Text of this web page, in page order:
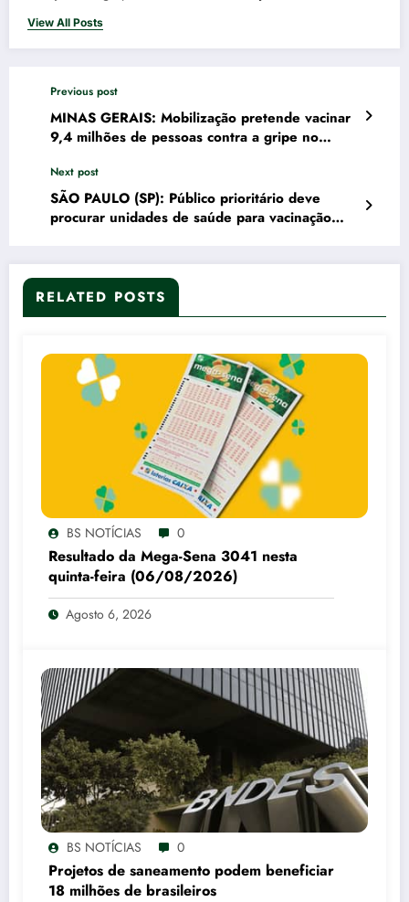
View All Posts
Previous post
MINAS GERAIS: Mobilização pretende vacinar
9,4 milhões de pessoas contra a gripe no
Next post
SÃO PAULO (SP): Público prioritário deve
procurar unidades de saúde para vacinação
RELATED POSTS
BS NOTÍCIAS 0
Resultado da Mega-Sena 3041 nesta
quinta-feira (06/08/2026)
Agosto 6, 2026
BS NOTÍCIAS 0
Projetos de saneamento podem beneficiar
18 milhões de brasileiros